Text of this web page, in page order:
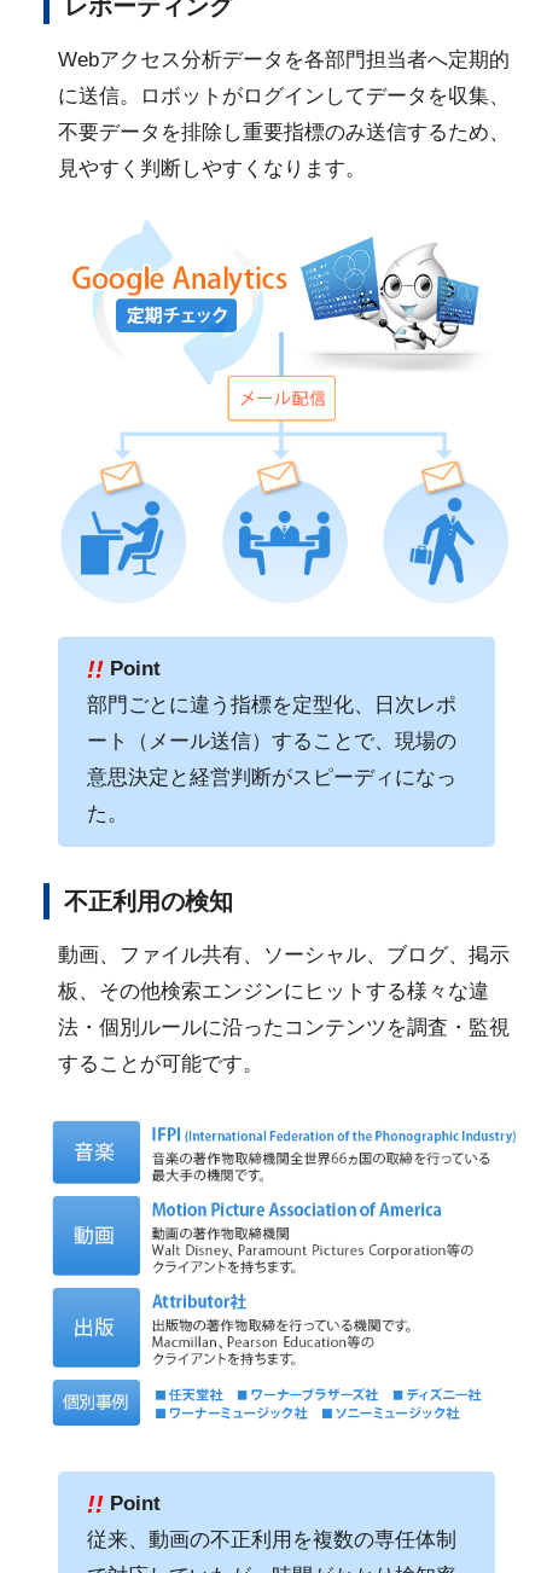
レポーティング
Webアクセス分析データを各部門担当者へ定期的
に送信。ロボットがログインしてデータを収集、
不要データを排除し重要指標のみ送信するため、
見やすく判断しやすくなります。
!! Point
部門ごとに違う指標を定型化、日次レポ
ート（メール送信）することで、現場の
意思決定と経営判断がスピーディになっ
た。
不正利用の検知
動画、ファイル共有、ソーシャル、ブログ、掲示
板、その他検索エンジンにヒットする様々な違
法・個別ルールに沿ったコンテンツを調査・監視
することが可能です。
!! Point
従来、動画の不正利用を複数の専任体制